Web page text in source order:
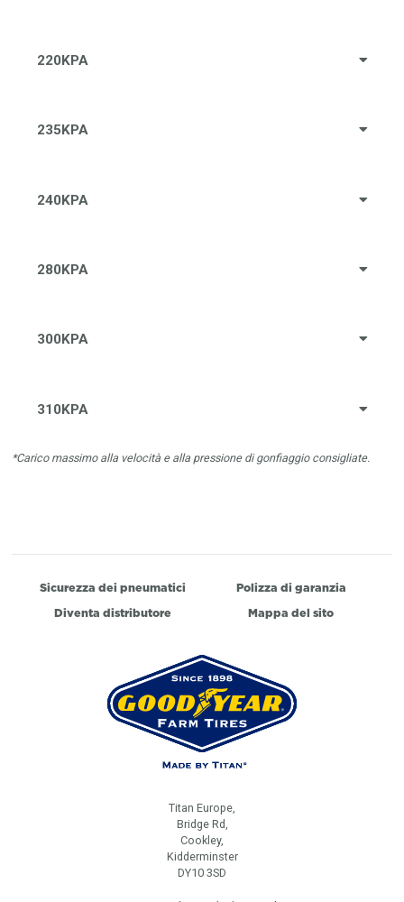
220KPA
235KPA
240KPA
280KPA
300KPA
310KPA
*Carico massimo alla velocità e alla pressione di gonfiaggio consigliate.
Sicurezza dei pneumatici
Polizza di garanzia
Diventa distributore
Mappa del sito
Titan Europe,
Bridge Rd,
Cookley,
Kidderminster
DY10 3SD